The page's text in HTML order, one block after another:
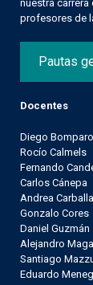
nuestra
profesores de
Pautas
Docentes
Diego
Rocío Calmels
Fernando
Carlos Cánepa
Andrea
Gonzalo Cores
Daniel Guzmán
Alejandro
Santiago
Eduardo